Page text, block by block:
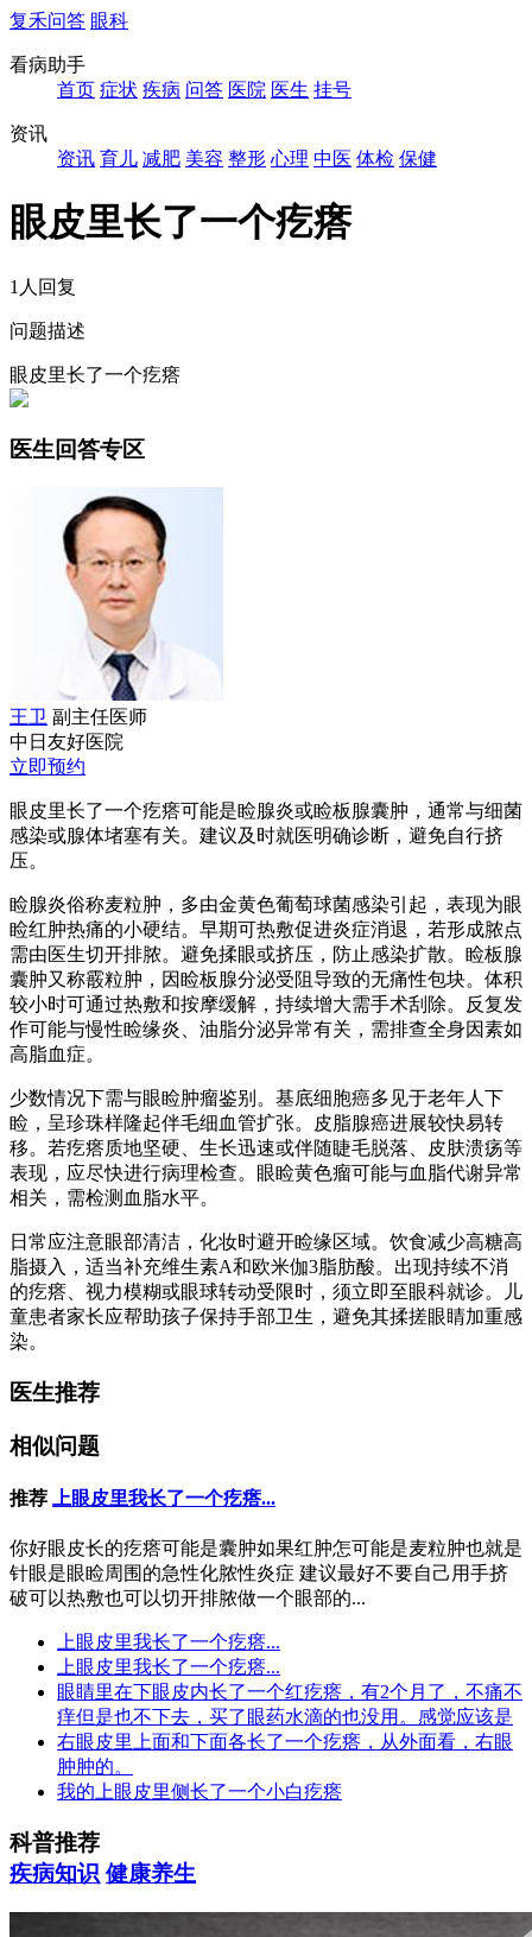
复禾问答 眼科
看病助手
首页 症状 疾病 问答 医院 医生 挂号
资讯
资讯 育儿 减肥 美容 整形 心理 中医 体检 保健
眼皮里长了一个疙瘩
1人回复
问题描述
眼皮里长了一个疙瘩
医生回答专区
王卫 副主任医师
中日友好医院
立即预约
眼皮里长了一个疙瘩可能是睑腺炎或睑板腺囊肿，通常与细菌
感染或腺体堵塞有关。建议及时就医明确诊断，避免自行挤
压。
睑腺炎俗称麦粒肿，多由金黄色葡萄球菌感染引起，表现为眼
睑红肿热痛的小硬结。早期可热敷促进炎症消退，若形成脓点
需由医生切开排脓。避免揉眼或挤压，防止感染扩散。睑板腺
囊肿又称霰粒肿，因睑板腺分泌受阻导致的无痛性包块。体积
较小时可通过热敷和按摩缓解，持续增大需手术刮除。反复发
作可能与慢性睑缘炎、油脂分泌异常有关，需排查全身因素如
高脂血症。
少数情况下需与眼睑肿瘤鉴别。基底细胞癌多见于老年人下
睑，呈珍珠样隆起伴毛细血管扩张。皮脂腺癌进展较快易转
移。若疙瘩质地坚硬、生长迅速或伴随睫毛脱落、皮肤溃疡等
表现，应尽快进行病理检查。眼睑黄色瘤可能与血脂代谢异常
相关，需检测血脂水平。
日常应注意眼部清洁，化妆时避开睑缘区域。饮食减少高糖高
脂摄入，适当补充维生素A和欧米伽3脂肪酸。出现持续不消
的疙瘩、视力模糊或眼球转动受限时，须立即至眼科就诊。儿
童患者家长应帮助孩子保持手部卫生，避免其揉搓眼睛加重感
染。
医生推荐
相似问题
推荐 上眼皮里我长了一个疙瘩...
你好眼皮长的疙瘩可能是囊肿如果红肿怎可能是麦粒肿也就是
针眼是眼睑周围的急性化脓性炎症 建议最好不要自己用手挤
破可以热敷也可以切开排脓做一个眼部的...
上眼皮里我长了一个疙瘩...
上眼皮里我长了一个疙瘩...
眼睛里在下眼皮内长了一个红疙瘩，有2个月了，不痛不
痒但是也不下去，买了眼药水滴的也没用。感觉应该是
右眼皮里上面和下面各长了一个疙瘩，从外面看，右眼
肿肿的。
我的上眼皮里侧长了一个小白疙瘩
科普推荐
疾病知识 健康养生